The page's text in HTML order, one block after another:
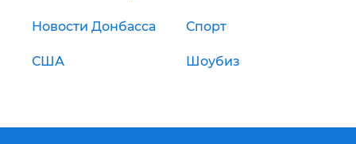
Новости Донбасса Спорт
США Шоубиз